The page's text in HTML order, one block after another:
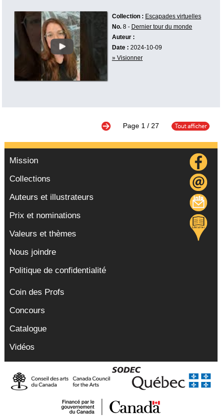
Collection : Escapades virtuelles
No.8 - Dernier tour du monde
Auteur :
Date : 2024-10-09
» Visionner
Page 1 / 27
Mission
Collections
Auteurs et illustrateurs
Prix et nominations
Valeurs et thèmes
Nous joindre
Politique de confidentialité
Coin des Profs
Concours
Catalogue
Vidéos